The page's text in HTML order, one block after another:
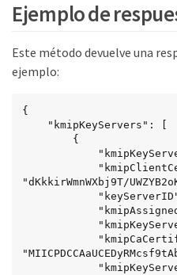
Ejemplo de
Este método devuelve una
ejemplo:
{
"dKkkirWmnWXbj9T/